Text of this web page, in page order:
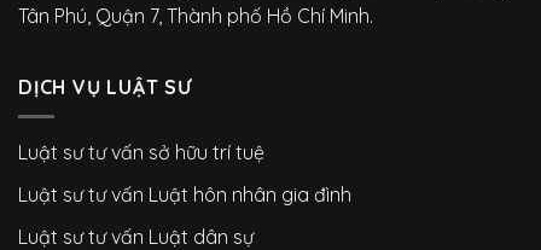
Tân Phú, Quận 7, Thành phố Hồ Chí Minh.
DỊCH VỤ LUẬT SƯ
Luật sư tư vấn sở hữu trí tuệ
Luật sư tư vấn Luật hôn nhân gia đình
Luật sư tư vấn Luật dân sự